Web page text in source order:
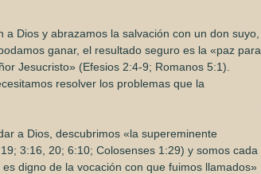
Dios y abrazamos la salvación con un don suyo,
ganar, el resultado seguro es la «paz para
Jesucristo» (Efesios 2:4-9; Romanos 5:1).
resolver los problemas que la
a Dios, descubrimos «la supereminente
3:16, 20; 6:10; Colosenses 1:29) y somos cada
digno de la vocación con que fuimos llamados»